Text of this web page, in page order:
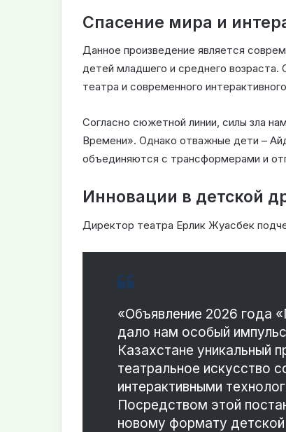
Спасение мира и
Данное произведение является
детей младшего и среднего возраста.
театра и современного
Согласно сюжетной линии, силы зла
Времени». Однако отважные дети –
объединяются с трансформерами и
Инновации в детской
Директор театра Ерлик Жуасбек
«Объявление 2026 года
дало нам особый импульс
Казахстане уникальный
театральное искусство
интерактивными
Посредством этой
новому формату